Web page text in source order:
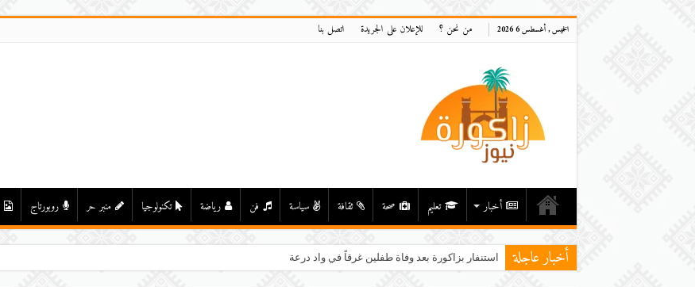
الخميس , أغسطس 6 2026 من نحن ؟ للإعلان على الجريدة اتصل بنا
أخبار تعليم صحة ثقافة سياسة فن رياضة تكنولوجيا منبر حر روبورتاج
أخبار عاجلة استنفار بزاكورة بعد وفاة طفلين غرقاً في واد درعة بأولاد يحيى لكراير